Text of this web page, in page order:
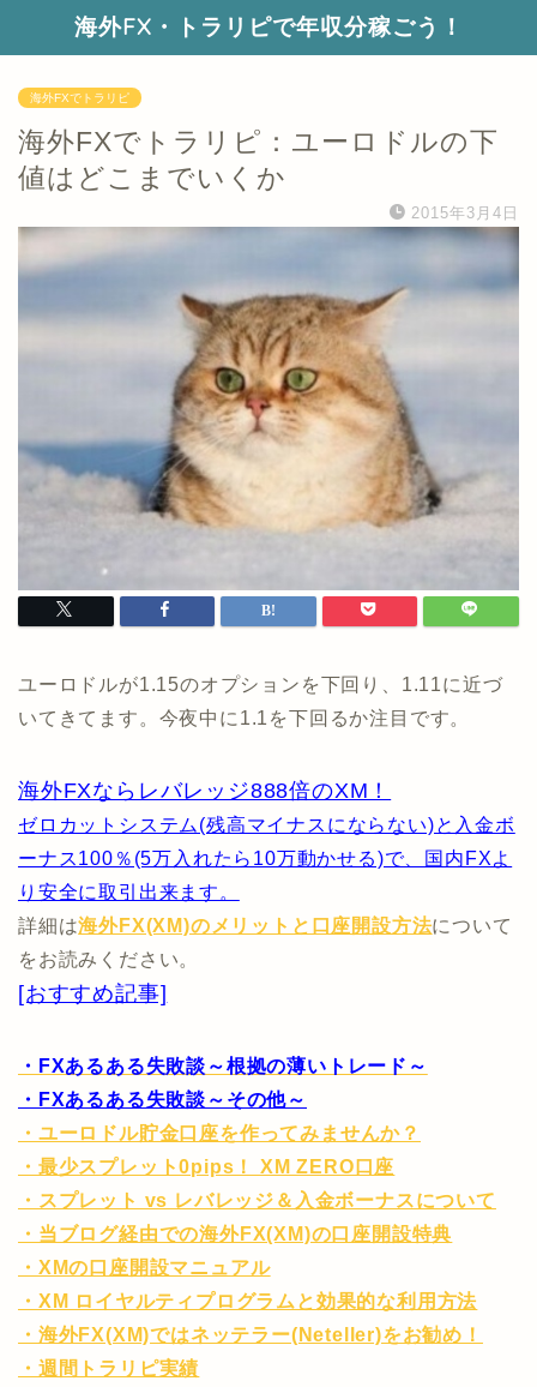
海外FX・トラリピで年収分稼ごう！
海外FXでトラリピ
海外FXでトラリピ：ユーロドルの下
値はどこまでいくか
2015年3月4日
ユーロドルが1.15のオプションを下回り、1.11に近づ
いてきてます。今夜中に1.1を下回るか注目です。
海外FXならレバレッジ888倍のXM！
ゼロカットシステム(残高マイナスにならない)と入金ボ
ーナス100％(5万入れたら10万動かせる)で、国内FXよ
り安全に取引出来ます。
詳細は海外FX(XM)のメリットと口座開設方法について
をお読みください。
[おすすめ記事]
・FXあるある失敗談～根拠の薄いトレード～
・FXあるある失敗談～その他～
・ユーロドル貯金口座を作ってみませんか？
・最少スプレット0pips！ XM ZERO口座
・スプレット vs レバレッジ＆入金ボーナスについて
・当ブログ経由での海外FX(XM)の口座開設特典
・XMの口座開設マニュアル
・XM ロイヤルティプログラムと効果的な利用方法
・海外FX(XM)ではネッテラー(Neteller)をお勧め！
・週間トラリピ実績